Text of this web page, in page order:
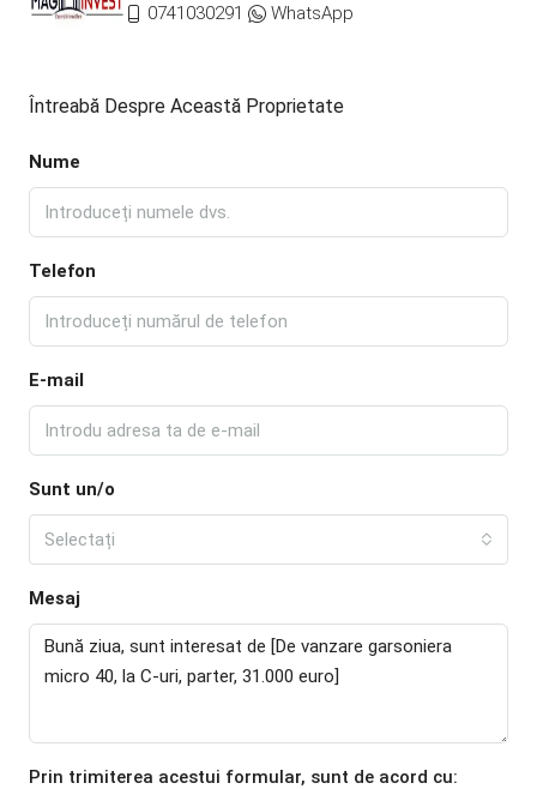
0741030291
WhatsApp
Întreabă Despre Această Proprietate
Nume
Telefon
E-mail
Sunt un/o
Selectați
Mesaj
Prin trimiterea acestui formular, sunt de acord cu: